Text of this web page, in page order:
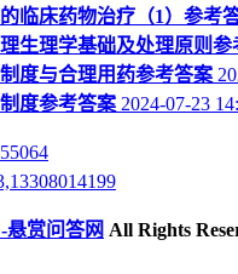
临床药物治疗（1）参考
生理学基础及处理原则参
度与合理用药参考答案
度参考答案 2024-07-23
悬赏问答网 All Rights